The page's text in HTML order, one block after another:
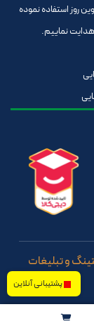
روز استفاده نموده
هدایت نماییم.
و تبلیغات
پشتیبانی آنلاین